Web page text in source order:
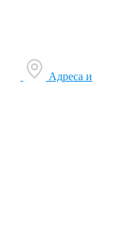
Адреса и